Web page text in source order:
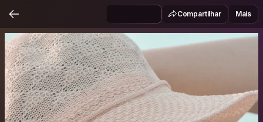
Compartilhar Mais